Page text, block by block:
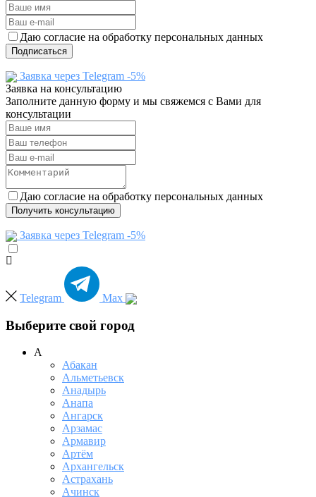
Даю согласие на обработку персональных данных
Подписаться
Заявка через Telegram -5%
Заявка на консультацию
Заполните данную форму и мы свяжемся с Вами для
консультации
Даю согласие на обработку персональных данных
Получить консультацию
Заявка через Telegram -5%
Telegram Max
Выберите свой город
А
Абакан
Альметьевск
Анадырь
Анапа
Ангарск
Арзамас
Армавир
Артём
Архангельск
Астрахань
Ачинск